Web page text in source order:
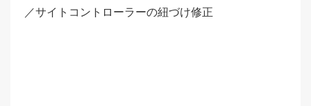
／サイトコントローラーの紐づけ修正